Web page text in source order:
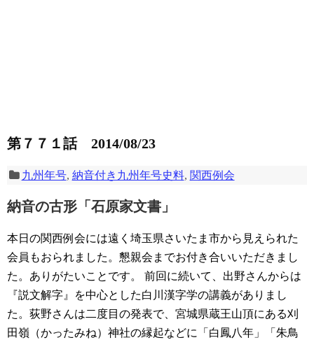
第７７１話 2014/08/23
九州年号, 納音付き九州年号史料, 関西例会
納音の古形「石原家文書」
本日の関西例会には遠く埼玉県さいたま市から見えられた
会員もおられました。懇親会までお付き合いいただきまし
た。ありがたいことです。
前回に続いて、出野さんからは
『説文解字』を中心とした白川漢字学の講義がありまし
た。荻野さんは二度目の発表で、宮城県蔵王山頂にある刈
田嶺（かったみね）神社の縁起などに「白鳳八年」「朱鳥